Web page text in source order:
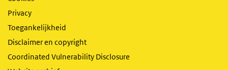
Privacy
Toegankelijkheid
Disclaimer en copyright
Coordinated Vulnerability Disclosure